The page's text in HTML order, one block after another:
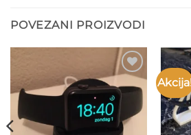
POVEZANI PROIZVODI
wishlist